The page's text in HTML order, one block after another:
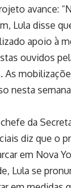
avance:
Lula disse
apoio à
ouvidos
As
nesta
da
diz que o
em Nova
Lula se